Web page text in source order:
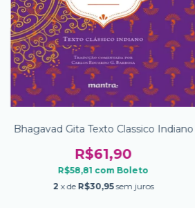
Bhagavad Gita Texto Classico Indiano
R$61,90
R$58,81 com Boleto
2 x de R$30,95 sem juros